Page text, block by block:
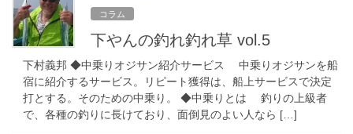
コラム
下やんの釣れ釣れ草 vol.5
下村義邦 ◆中乗りオジサン紹介サービス 中乗りオジサンを船
宿に紹介するサービス。リピート獲得は、船上サービスで決定
打とする。そのための中乗り。 ◆中乗りとは 釣りの上級者
で、各種の釣りに長けており、面倒見のよい人なら […]